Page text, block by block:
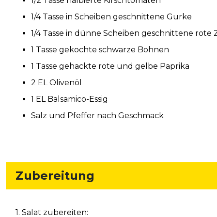
1/4 Tasse in Scheiben geschnittene Gurke
1/4 Tasse in dünne Scheiben geschnittene rote
1 Tasse gekochte schwarze Bohnen
1 Tasse gehackte rote und gelbe Paprika
2 EL Olivenöl
1 EL Balsamico-Essig
Salz und Pfeffer nach Geschmack
Zubereitung
1. Salat zubereiten: